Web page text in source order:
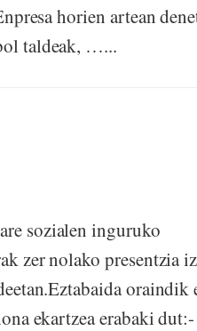
horien artean
taldeak, …...
sozialen inguruko
zer nolako presentzia
oraindik
ekartzea erabaki